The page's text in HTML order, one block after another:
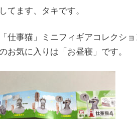
てます、タキです。
仕事猫」ミニフィギアコレクシ
お気に入りは「お昼寝」です。